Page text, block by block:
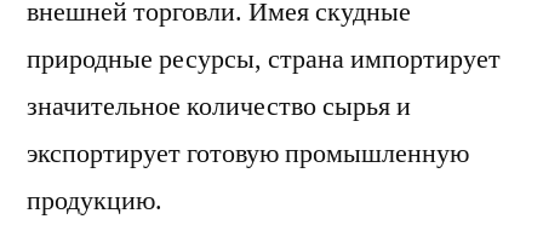
внешней торговли. Имея скудные
природные ресурсы, страна импортирует
значительное количество сырья и
экспортирует готовую промышленную
продукцию.